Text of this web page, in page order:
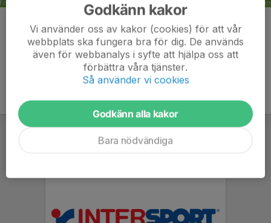
Kommentarer
Godkänn kakor
Vi använder oss av kakor (cookies) för att vår
webbplats ska fungera bra för dig. De används
även för webbanalys i syfte att hjälpa oss att
förbättra våra tjänster.
Så använder vi cookies
Godkänn alla kakor
Bara nödvändiga